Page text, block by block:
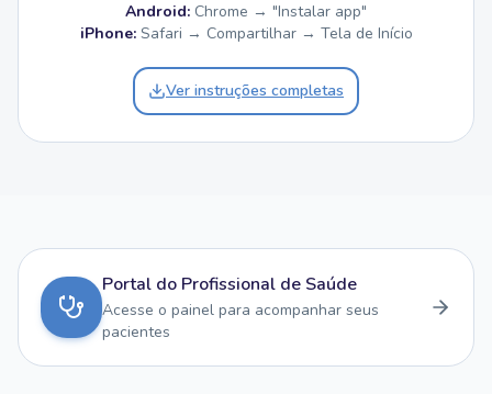
Android: Chrome → "Instalar app"
iPhone: Safari → Compartilhar → Tela de Início
Ver instruções completas
Portal do Profissional de Saúde
Acesse o painel para acompanhar seus
pacientes